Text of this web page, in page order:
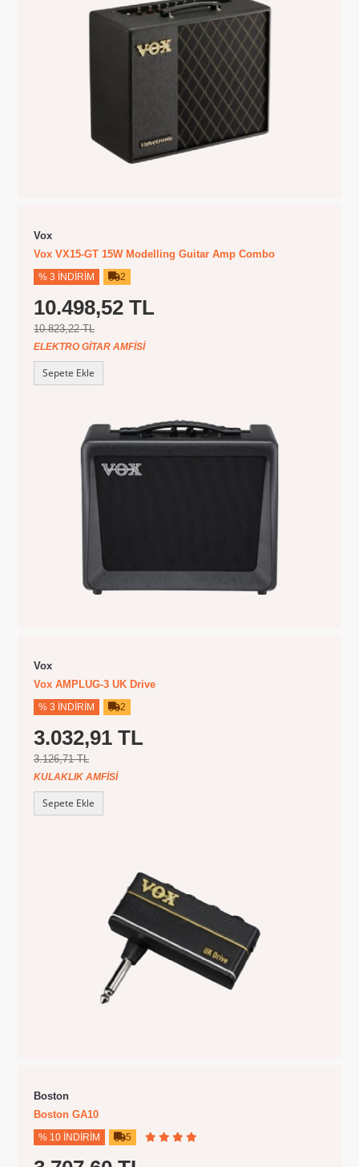
Vox
Vox VX15-GT 15W Modelling Guitar Amp Combo
% 3 İNDIRIM 2
10.498,52 TL
10.823,22 TL
ELEKTRO GITAR AMFISI
Sepete Ekle
Vox
Vox AMPLUG-3 UK Drive
% 3 İNDIRIM 2
3.032,91 TL
3.126,71 TL
KULAKLIK AMFISI
Sepete Ekle
Boston
Boston GA10
% 10 İNDIRIM 5